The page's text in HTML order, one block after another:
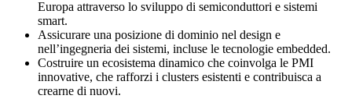
Europa attraverso lo sviluppo di semiconduttori e sistemi
smart.
Assicurare una posizione di dominio nel design e
nell’ingegneria dei sistemi, incluse le tecnologie embedded.
Costruire un ecosistema dinamico che coinvolga le PMI
innovative, che rafforzi i clusters esistenti e contribuisca a
crearne di nuovi.